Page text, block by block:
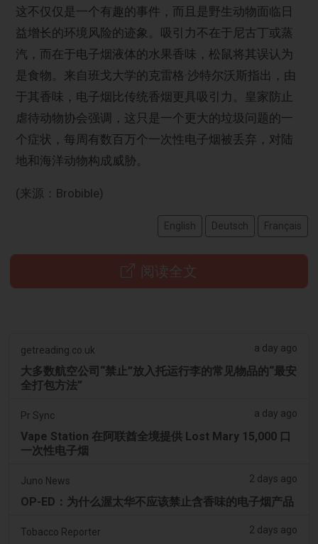
这不仅仅是一个有趣的事件，而且是野生动物面临日
益增长的环境风险的迹象。吸引力不在于尼古丁或蒸
汽，而在于电子烟液体的水果香味，松鼠将其误认为
是食物。来自班戈大学的克雷格·沙特尔沃斯指出，由
于其香味，电子烟比传统香烟更具吸引力。皇家防止
虐待动物协会强调，这只是一个更大的垃圾问题的一
个症状，每周有数百万个一次性电子烟被丢弃，对陆
地和海洋动物构成威胁。
(来源：Brobible)
English Deutsch Français
阅读全文
getreading.co.uk a day ago
大多数航空公司“禁止”放入托运行李的常见物品的“最安
全打包方法”
Pr Sync a day ago
Vape Station 在阿联酋全境提供 Lost Mary 15,000 口
一次性电子烟
Juno News 2 days ago
OP-ED：为什么渥太华不应该禁止含香味的电子烟产品
Tobacco Reporter 2 days ago